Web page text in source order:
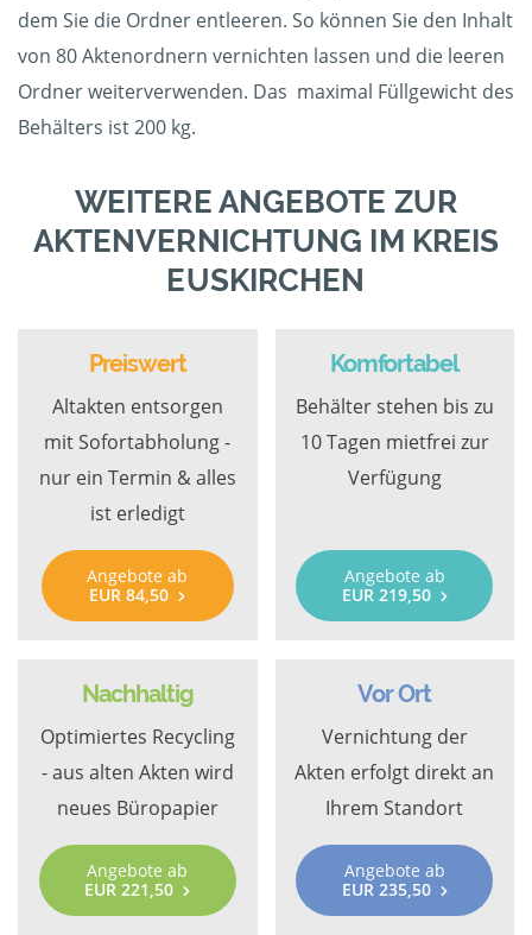
dem Sie die Ordner entleeren. So können Sie den Inhalt
von 80 Aktenordnern vernichten lassen und die leeren
Ordner weiterverwenden. Das maximal Füllgewicht des
Behälters ist 200 kg.
WEITERE ANGEBOTE ZUR
AKTENVERNICHTUNG IM KREIS
EUSKIRCHEN
Preiswert
Altakten entsorgen
mit Sofortabholung -
nur ein Termin & alles
ist erledigt
Angebote ab
EUR 84,50
Komfortabel
Behälter stehen bis zu
10 Tagen mietfrei zur
Verfügung
Angebote ab
EUR 219,50
Nachhaltig
Optimiertes Recycling
- aus alten Akten wird
neues Büropapier
Angebote ab
EUR 221,50
Vor Ort
Vernichtung der
Akten erfolgt direkt an
Ihrem Standort
Angebote ab
EUR 235,50